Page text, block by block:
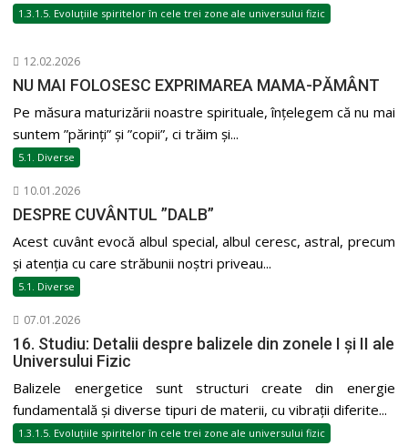
1.3.1.5. Evoluțiile spiritelor în cele trei zone ale universului fizic
12.02.2026
NU MAI FOLOSESC EXPRIMAREA MAMA-PĂMÂNT
Pe măsura maturizării noastre spirituale, înțelegem că nu mai
suntem ”părinți” și ”copii”, ci trăim și...
5.1. Diverse
10.01.2026
DESPRE CUVÂNTUL ”DALB”
Acest cuvânt evocă albul special, albul ceresc, astral, precum
și atenția cu care străbunii noștri priveau...
5.1. Diverse
07.01.2026
16. Studiu: Detalii despre balizele din zonele I și II ale
Universului Fizic
Balizele energetice sunt structuri create din energie
fundamentală și diverse tipuri de materii, cu vibrații diferite...
1.3.1.5. Evoluțiile spiritelor în cele trei zone ale universului fizic